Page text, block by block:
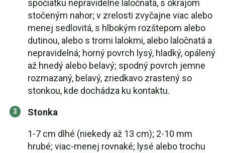
spočiatku nepravidelne laločnatá, s okrajom
stočeným nahor; v zrelosti zvyčajne viac alebo
menej sedlovitá, s hlbokým rozštepom alebo
dutinou, alebo s tromi lalokmi, alebo laločnatá a
nepravidelná; horný povrch lysý, hladký, opálený
až hnedý alebo belavý; spodný povrch jemne
rozmazaný, belavý, zriedkavo zrastený so
stonkou, kde dochádza ku kontaktu.
Stonka
1-7 cm dlhé (niekedy až 13 cm); 2-10 mm
hrubé; viac-menej rovnaké; lysé alebo trochu